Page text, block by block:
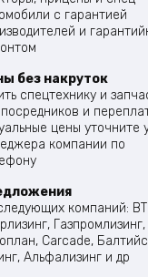
с гарантией
и
без накруток
спецтехнику и
и
цены уточните
компании по
компаний:
Газпромлизинг,
Carcade,
Альфализинг и др